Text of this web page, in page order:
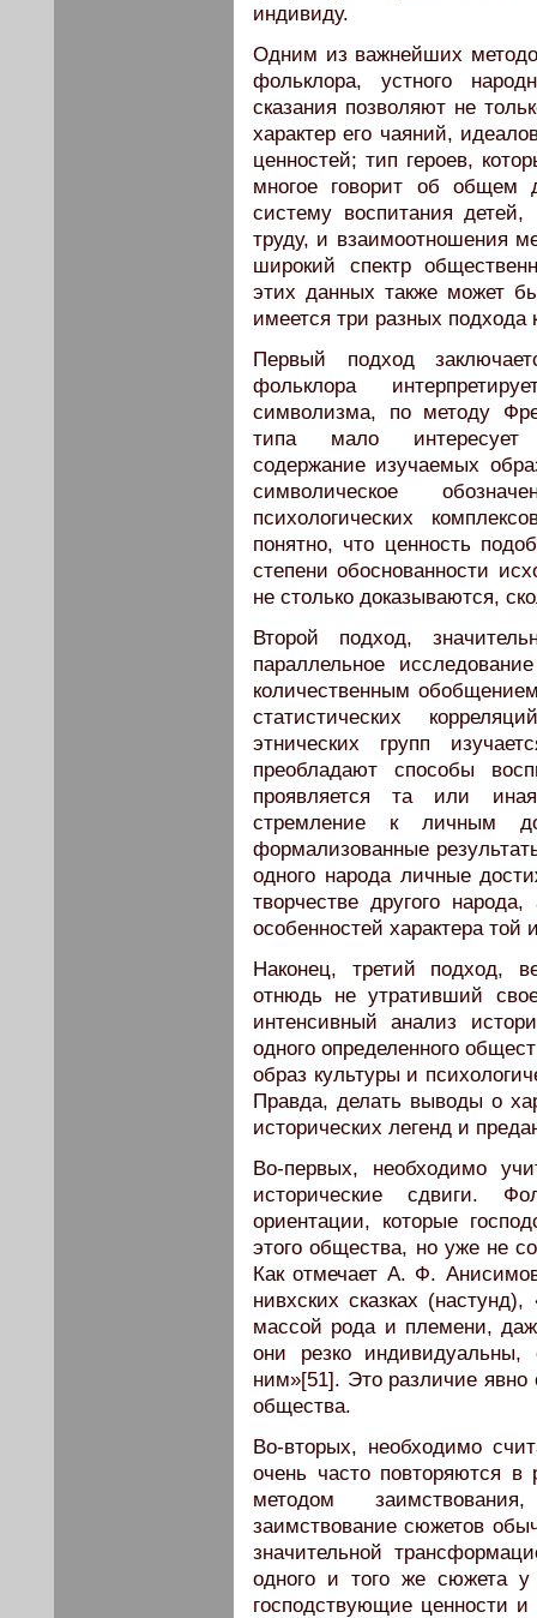
индивиду.
Одним из важнейших
фольклора, устного
сказания позволяют не
характер его чаяний,
ценностей; тип героев,
многое говорит об
систему воспитания
труду, и взаимоотношения
широкий спектр
этих данных также может
имеется три разных
Первый подход
фольклора
символизма, по методу
типа мало интересует
содержание изучаемых
символическое
психологических
понятно, что ценность
степени обоснованности
не столько доказываются,
Второй подход,
параллельное
количественным
статистических
этнических групп
преобладают способы
проявляется та или
стремление к личным
формализованные
одного народа личные
творчестве другого
особенностей характера той
Наконец, третий подход,
отнюдь не утративший
интенсивный анализ
одного определенного
образ культуры и
Правда, делать выводы о
исторических легенд и
Во-первых, необходимо
исторические сдвиги.
ориентации, которые
этого общества, но уже не
Как отмечает А. Ф.
нивхских сказках
массой рода и племени,
они резко
ним»[51]. Это различие
общества.
Во-вторых, необходимо
очень часто повторяются в
методом
заимствование сюжетов
значительной
одного и того же сюжета у
господствующие ценности и